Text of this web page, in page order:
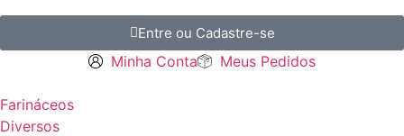
Entre ou Cadastre-se
Minha Conta Meus Pedidos
Farináceos
Diversos